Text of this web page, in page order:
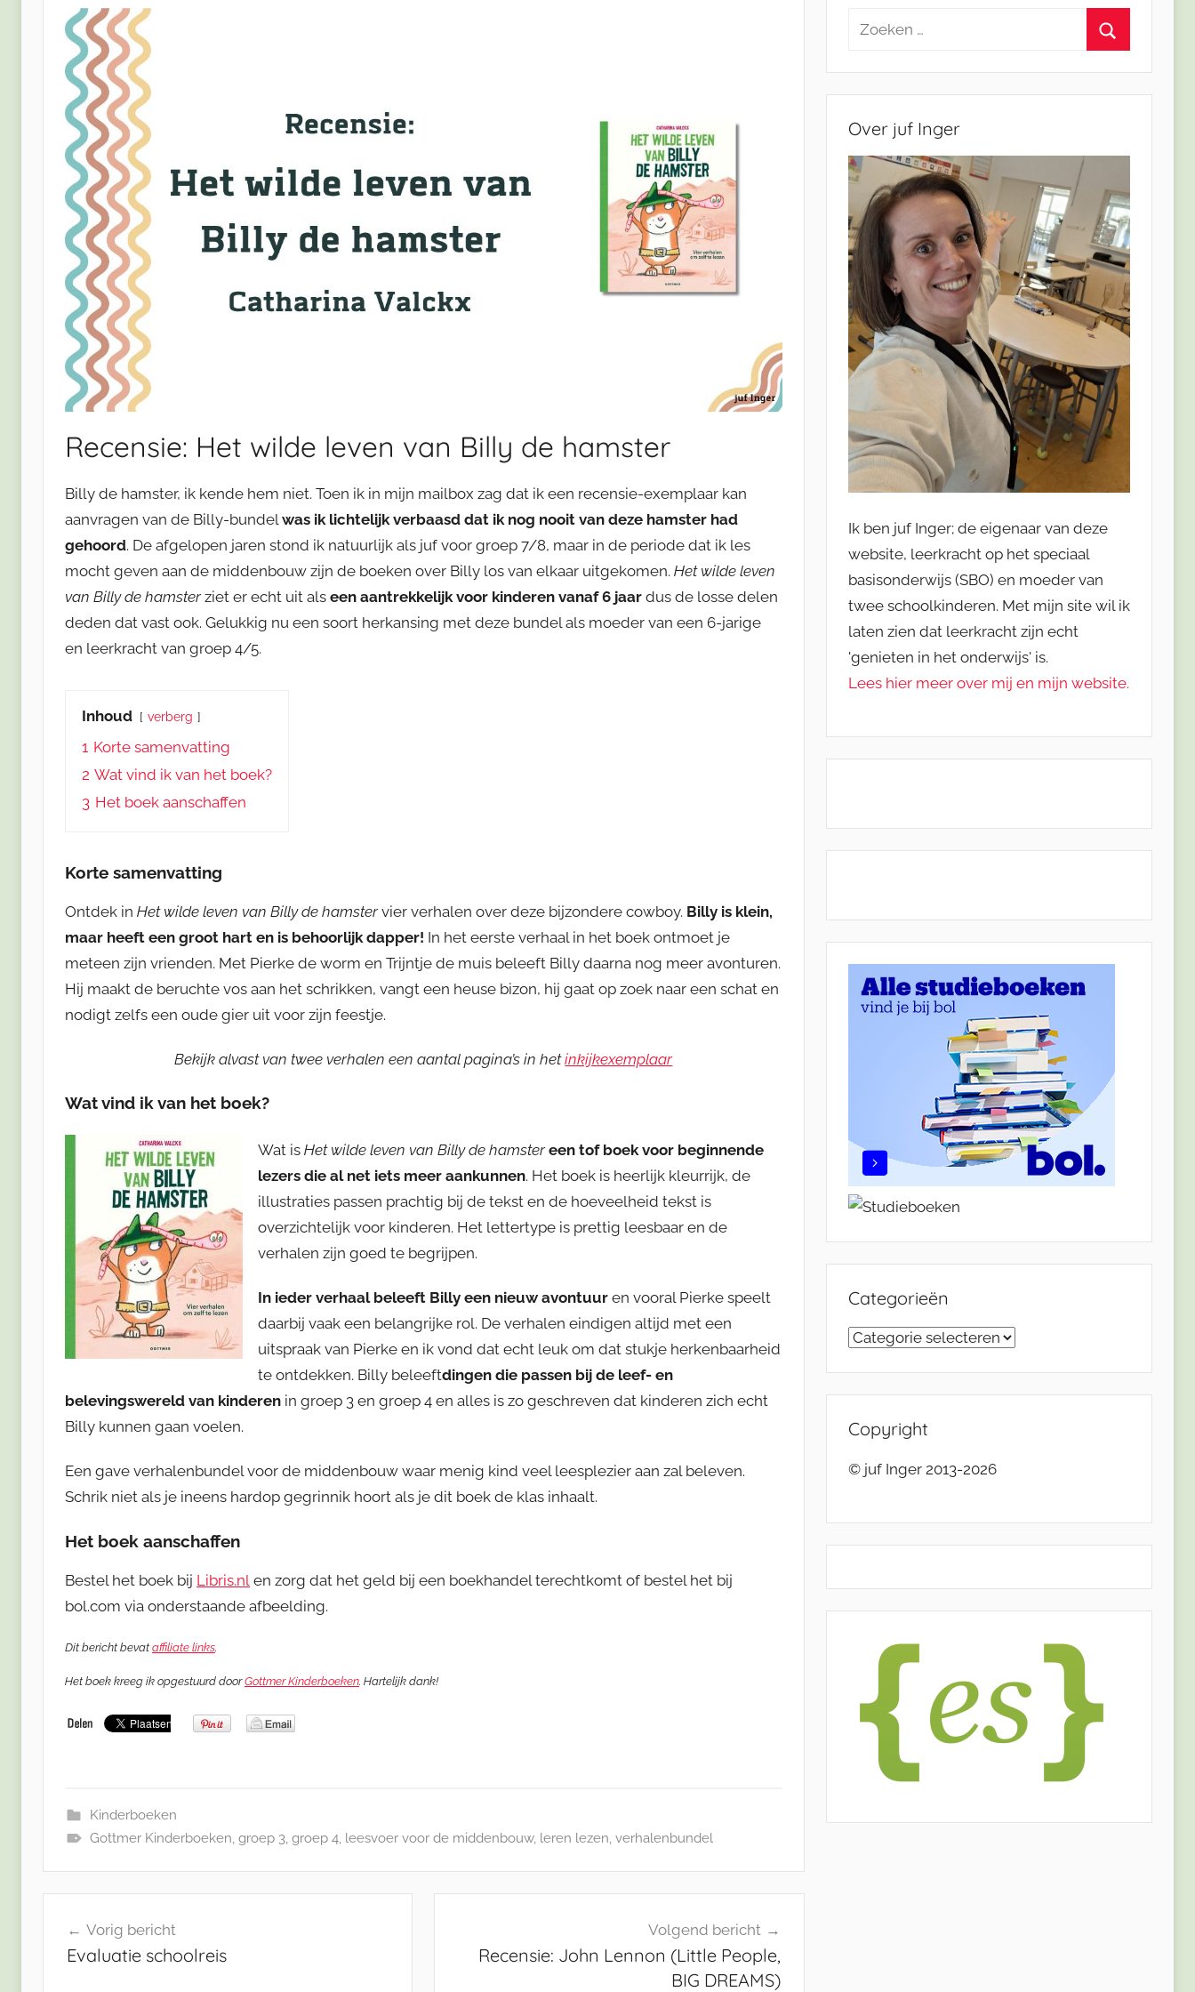
Recensie: Het wilde leven van Billy de hamster
Billy de hamster, ik kende hem niet. Toen ik in mijn mailbox zag dat ik een recensie-exemplaar kan
aanvragen van de Billy-bundel was ik lichtelijk verbaasd dat ik nog nooit van deze hamster had
gehoord. De afgelopen jaren stond ik natuurlijk als juf voor groep 7/8, maar in de periode dat ik les
mocht geven aan de middenbouw zijn de boeken over Billy los van elkaar uitgekomen. Het wilde leven
van Billy de hamsterziet er echt uit als een aantrekkelijk voor kinderen vanaf 6 jaar dus de losse delen
deden dat vast ook. Gelukkig nu een soort herkansing met deze bundel als moeder van een 6-jarige
en leerkracht van groep 4/5.
Inhoud verberg
1 Korte samenvatting
2 Wat vind ik van het boek?
3 Het boek aanschaffen
Korte samenvatting
Ontdek in Het wilde leven van Billy de hamstervier verhalen over deze bijzondere cowboy. Billy is klein,
maar heeft een groot hart en is behoorlijk dapper! In het eerste verhaal in het boek ontmoet je
meteen zijn vrienden. Met Pierke de worm en Trijntje de muis beleeft Billy daarna nog meer avonturen.
Hij maakt de beruchte vos aan het schrikken, vangt een heuse bizon, hij gaat op zoek naar een schat en
nodigt zelfs een oude gier uit voor zijn feestje.
Bekijk alvast van twee verhalen een aantal pagina’s in hetinkijkexemplaar
Wat vind ik van het boek?
Wat is Het wilde leven van Billy de hamstereen tof boek voor beginnende
lezers die al net iets meer aankunnen. Het boek is heerlijk kleurrijk, de
illustraties passen prachtig bij de tekst en de hoeveelheid tekst is
overzichtelijk voor kinderen. Het lettertype is prettig leesbaar en de
verhalen zijn goed te begrijpen.
In ieder verhaal beleeft Billy een nieuw avontuur en vooral Pierke speelt
daarbij vaak een belangrijke rol. De verhalen eindigen altijd met een
uitspraak van Pierke en ik vond dat echt leuk om dat stukje herkenbaarheid
te ontdekken. Billy beleeftdingen die passen bij de leef- en
belevingswereld van kinderen in groep 3 en groep 4 en alles is zo geschreven dat kinderen zich echt
Billy kunnen gaan voelen.
Een gave verhalenbundel voor de middenbouw waar menig kind veel leesplezier aan zal beleven.
Schrik niet als je ineens hardop gegrinnik hoort als je dit boek de klas inhaalt.
Het boek aanschaffen
Bestel het boek bij Libris.nl en zorg dat het geld bij een boekhandel terechtkomt of bestel het bij
bol.com via onderstaande afbeelding.
Dit bericht bevat affiliate links.
Het boek kreeg ik opgestuurd doorGottmer Kinderboeken. Hartelijk dank!
Kinderboeken
Gottmer Kinderboeken, groep 3, groep 4, leesvoer voor de middenbouw, leren lezen, verhalenbundel
navigatie
Vorig bericht
Evaluatie schoolreis
Volgend bericht
Recensie: John Lennon (Little People,
BIG DREAMS)
Zoeken
Over juf Inger
Ik ben juf Inger; de eigenaar van deze
website, leerkracht op het speciaal
basisonderwijs (SBO) en moeder van
twee schoolkinderen. Met mijn site wil ik
laten zien dat leerkracht zijn echt
'genieten in het onderwijs' is.
Lees hier meer over mij en mijn website.
Categorieën
Categorieën
Copyright
© juf Inger 2013-2026